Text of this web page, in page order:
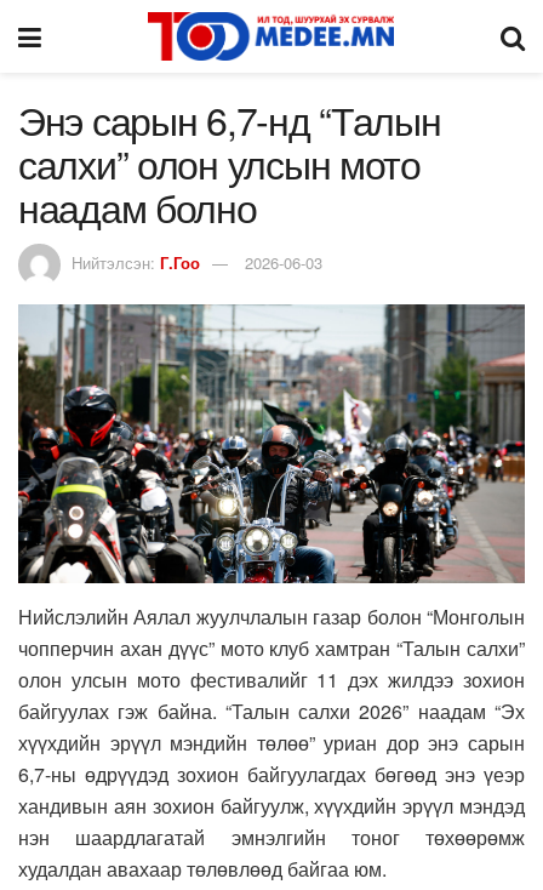
Энэ сарын 6,7-нд “Талын
салхи” олон улсын мото
наадам болно
Нийтэлсэн: Г.Гоо 2026-06-03
Нийслэлийн Аялал жуулчлалын газар болон “Монголын
чопперчин ахан дүүс” мото клуб хамтран “Талын салхи”
олон улсын мото фестивалийг 11 дэх жилдээ зохион
байгуулах гэж байна. “Талын салхи 2026” наадам “Эх
хүүхдийн эрүүл мэндийн төлөө” уриан дор энэ сарын
6,7-ны өдрүүдэд зохион байгуулагдах бөгөөд энэ үеэр
хандивын аян зохион байгуулж, хүүхдийн эрүүл мэндэд
нэн шаардлагатай эмнэлгийн тоног төхөөрөмж
худалдан авахаар төлөвлөөд байгаа юм.